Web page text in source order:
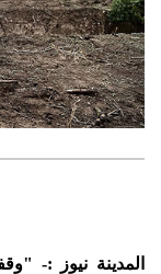
المدينة نيوز :-